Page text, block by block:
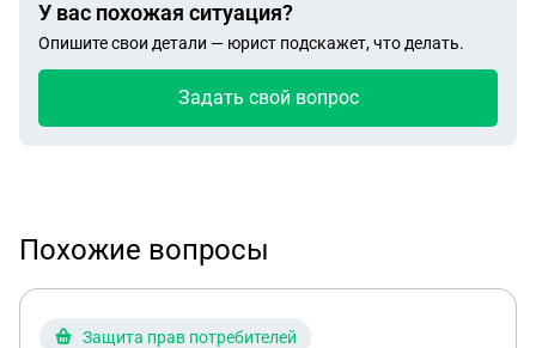
У вас похожая ситуация?
Опишите свои детали — юрист подскажет, что делать.
Задать свой вопрос
Похожие вопросы
Защита прав потребителей